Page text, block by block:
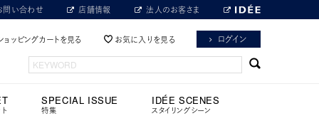
問い合わせ 店舗情報 法人のお客さま
ョッピングカートを見る お気に入りを見る ログイン
SPECIAL ISSUE
特集
IDÉE SCENES
スタイリングシーン